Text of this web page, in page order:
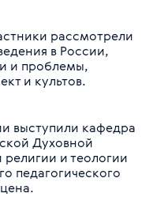
рассмотрели
в России,
и проблемы,
и культов.
выступили кафедра
Духовной
и теологии
педагогического